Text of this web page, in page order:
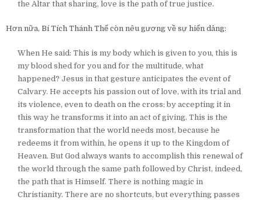
the Altar that sharing, love is the path of true justice.
Hơn nữa, Bí Tích Thánh Thể còn nêu gương về sự hiến dâng:
When He said: This is my body which is given to you, this is
my blood shed for you and for the multitude, what
happened? Jesus in that gesture anticipates the event of
Calvary. He accepts his passion out of love, with its trial and
its violence, even to death on the cross; by accepting it in
this way he transforms it into an act of giving. This is the
transformation that the world needs most, because he
redeems it from within, he opens it up to the Kingdom of
Heaven. But God always wants to accomplish this renewal of
the world through the same path followed by Christ, indeed,
the path that is Himself. There is nothing magic in
Christianity. There are no shortcuts, but everything passes